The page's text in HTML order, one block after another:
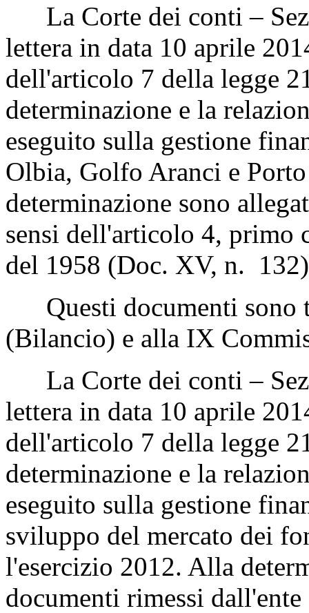
La Corte dei conti –
lettera in data 10 aprile
dell'articolo 7 della legge
determinazione e la
eseguito sulla gestione
Olbia, Golfo Aranci e
determinazione sono
sensi dell'articolo 4, primo
del 1958 (Doc. XV, n.
Questi documenti sono
(Bilancio) e alla IX
La Corte dei conti –
lettera in data 10 aprile
dell'articolo 7 della legge
determinazione e la
eseguito sulla gestione
sviluppo del mercato dei
l'esercizio 2012. Alla
documenti rimessi